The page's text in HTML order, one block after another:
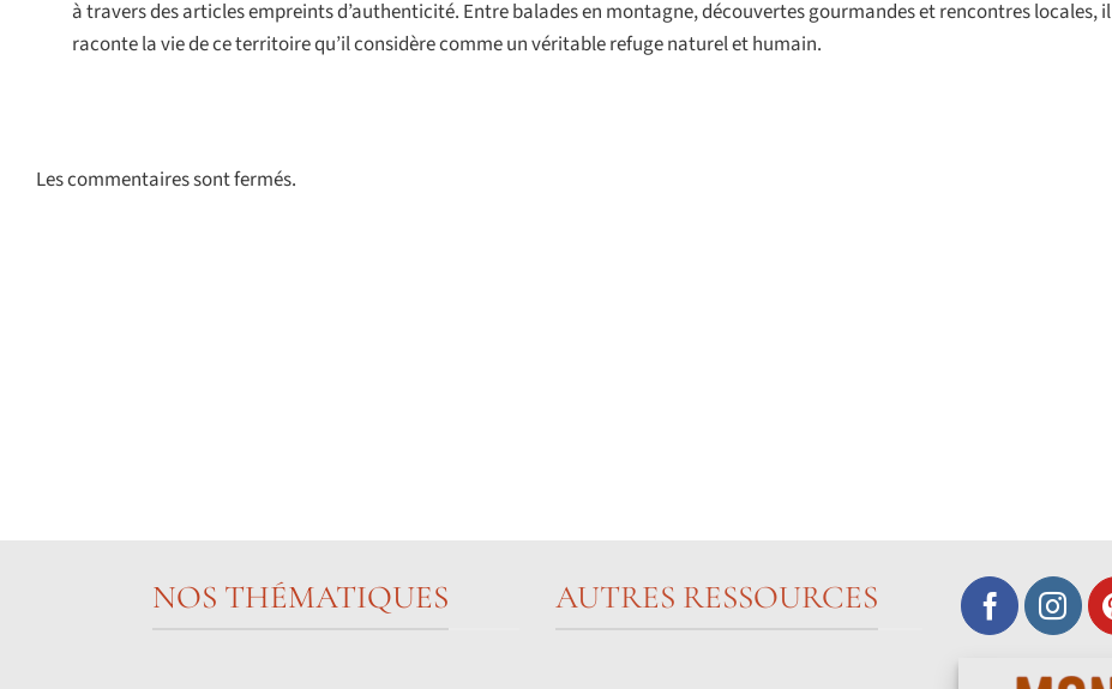
à travers des articles empreints d’authenticité. Entre balades en montagne, découvertes gourmandes et rencontres locales, il
raconte la vie de ce territoire qu’il considère comme un véritable refuge naturel et humain.
Les commentaires sont fermés.
NOS THÉMATIQUES AUTRES RESSOURCES